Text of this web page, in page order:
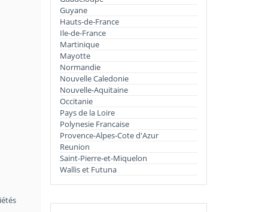
Guyane
Hauts-de-France
Ile-de-France
Martinique
Mayotte
Normandie
Nouvelle Caledonie
Nouvelle-Aquitaine
Occitanie
Pays de la Loire
Polynesie Francaise
Provence-Alpes-Cote d'Azur
Reunion
Saint-Pierre-et-Miquelon
Wallis et Futuna